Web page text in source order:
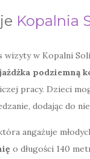
Kopalnia
wizyty w Kopalni
podziemną
pracy. Dzieci
dodając do
angażuje
o długości 140